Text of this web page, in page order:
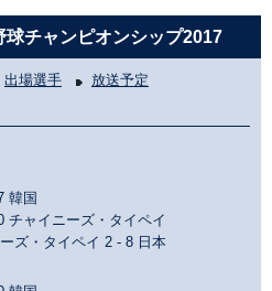
球チャンピオンシップ2017
出場選手 放送予定
韓国
チャイニーズ・タイペイ
ズ・タイペイ 2 - 8 日本